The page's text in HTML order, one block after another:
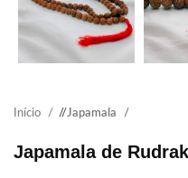
Início / Japamala
Japamala de